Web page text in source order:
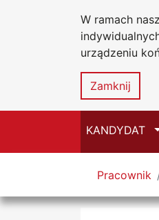
W ramach
urządzeniu
Zamknij
KANDYDAT
Tutaj jesteś
Pracownik